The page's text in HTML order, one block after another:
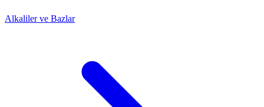
Alkaliler ve Bazlar